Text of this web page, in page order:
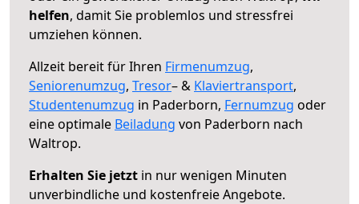
helfen, damit Sie problemlos und stressfrei
umziehen können.
Allzeit bereit für Ihren Firmenumzug,
Seniorenumzug, Tresor– & Klaviertransport,
Studentenumzug in Paderborn, Fernumzug oder
eine optimale Beiladung von Paderborn nach
Waltrop.
Erhalten Sie jetzt in nur wenigen Minuten
unverbindliche und kostenfreie Angebote.